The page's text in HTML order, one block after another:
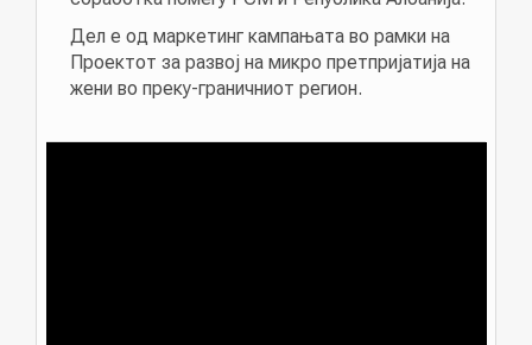
Дел е од маркетинг кампањата во рамки на
Проектот за развој на микро претпријатија на
жени во преку-граничниот регион.